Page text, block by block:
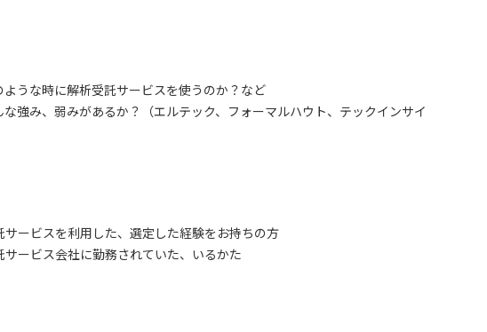
うな時に解析受託サービスを使うのか？など
強み、弱みがあるか？（エルテック、フォーマルハウト、テックインサイ
サービスを利用した、選定した経験をお持ちの方
ービス会社に勤務されていた、いるかた